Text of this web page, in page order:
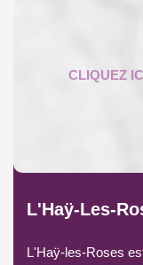
L'Haÿ-Les-
L'Haÿ-les-Roses